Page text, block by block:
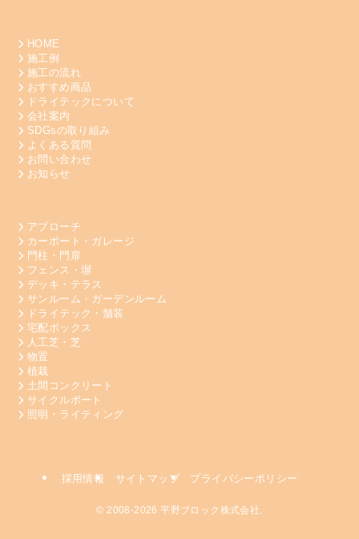
HOME
施工例
施工の流れ
おすすめ商品
ドライテックについて
会社案内
SDGsの取り組み
よくある質問
お問い合わせ
お知らせ
アプローチ
カーポート・ガレージ
門柱・門扉
フェンス・塀
デッキ・テラス
サンルーム・ガーデンルーム
ドライテック・舗装
宅配ボックス
人工芝・芝
物置
植栽
土間コンクリート
サイクルポート
照明・ライティング
採用情報 サイトマップ プライバシーポリシー
© 2008-2026 平野ブロック株式会社.